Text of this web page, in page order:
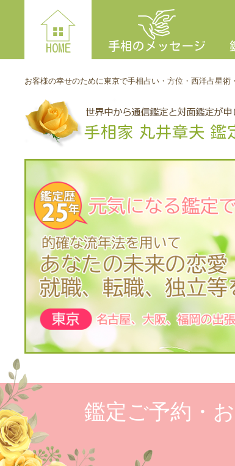
HOME 手相のメッセージ
お客様の幸せのために東京で手相占い・方位・西洋占星術
鑑定ご予約・